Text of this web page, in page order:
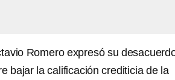
Romero expresó su
bajar la calificación crediticia de la